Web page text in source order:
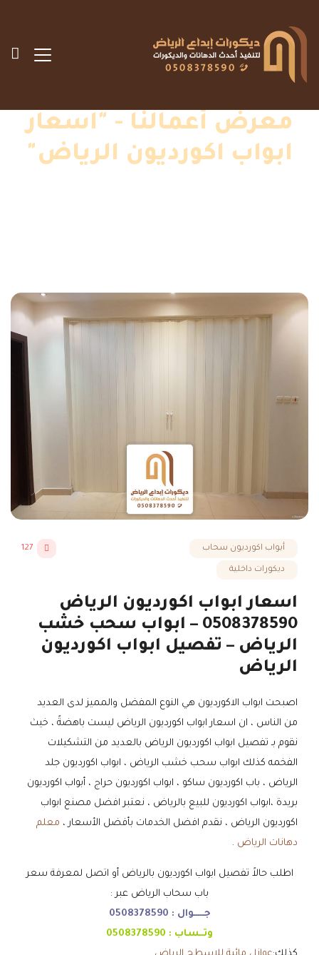
معرض أعمالنا - "اسعار
ابواب اكورديون الرياض"
أبواب اكورديون سحاب
ديكورات داخلية
127
اسعار ابواب اكورديون الرياض
0508378590 – ابواب سحب خشب
الرياض – تفصيل ابواب اكورديون
الرياض
اصبحت ابواب الاكورديون هي النوع المفضل والمميز لدى العديد
من الناس ، ان اسعار ابواب اكورديون الرياض ليست باهضةً ، خيث
نقوم بـ تفصيل ابواب اكورديون الرياض بالعديد من التشكيلات
الفخمه كذلك ابواب سحب خشب الرياض ، ابواب اكورديون جلد
الرياض ، باب اكورديون ساكو ، ابواب اكورديون حراج ، أبواب اكورديون
بريدة ،ابواب اكورديون للبيع بالرياض ، نعتبر افضل مصنع ابواب
اكورديون الرياض ، نقدم افضل الخدمات بأفضل الأسعار ، معلم
دهانات الرياض .
اطلب حالاً تفصيل ابواب اكورديون بالرياض أو اتصل لمعرفة سعر
باب سحاب الرياض عبر :
جـــــوال : 0508378590
وتــساب : 0508378590